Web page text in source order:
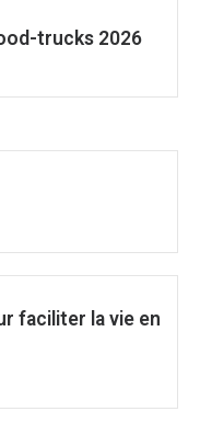
trucks 2026
faciliter la vie en